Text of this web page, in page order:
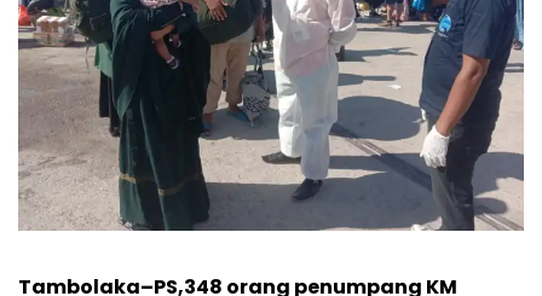
Tambolaka–PS,348 orang penumpang KM